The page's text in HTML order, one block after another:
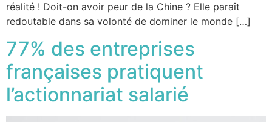
réalité ! Doit-on avoir peur de la Chine ? Elle paraît
redoutable dans sa volonté de dominer le monde […]
77% des entreprises
françaises pratiquent
l’actionnariat salarié